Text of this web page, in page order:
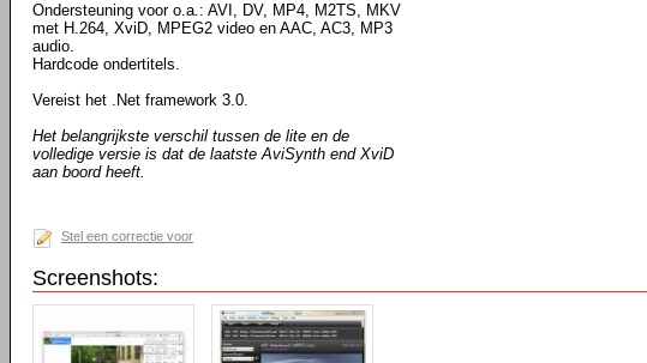
Ondersteuning voor o.a.: AVI, DV, MP4, M2TS, MKV
met H.264, XviD, MPEG2 video en AAC, AC3, MP3
audio.
Hardcode ondertitels.
Vereist het .Net framework 3.0.
Het belangrijkste verschil tussen de lite en de
volledige versie is dat de laatste AviSynth end XviD
aan boord heeft.
Stel een correctie voor
Screenshots: